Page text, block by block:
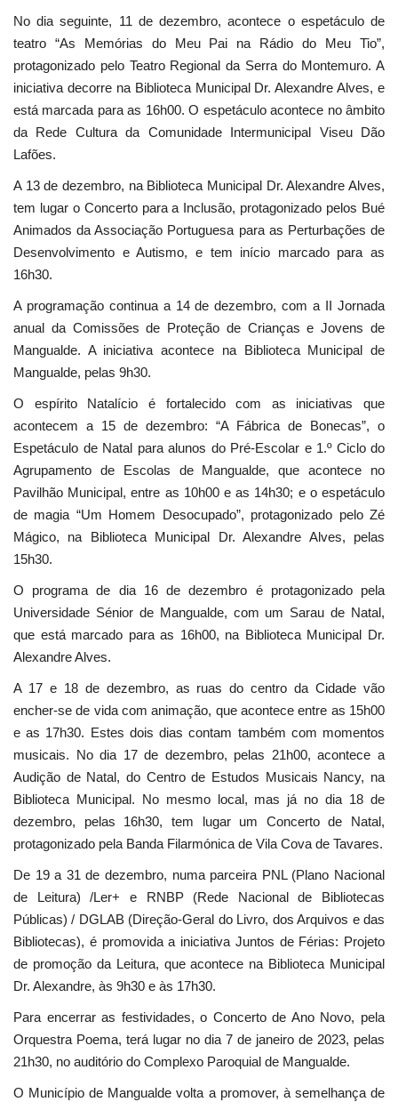
No dia seguinte, 11 de dezembro, acontece o espetáculo de
teatro “As Memórias do Meu Pai na Rádio do Meu Tio”,
protagonizado pelo Teatro Regional da Serra do Montemuro. A
iniciativa decorre na Biblioteca Municipal Dr. Alexandre Alves, e
está marcada para as 16h00. O espetáculo acontece no âmbito
da Rede Cultura da Comunidade Intermunicipal Viseu Dão
Lafões.
A 13 de dezembro, na Biblioteca Municipal Dr. Alexandre Alves,
tem lugar o Concerto para a Inclusão, protagonizado pelos Bué
Animados da Associação Portuguesa para as Perturbações de
Desenvolvimento e Autismo, e tem início marcado para as
16h30.
A programação continua a 14 de dezembro, com a II Jornada
anual da Comissões de Proteção de Crianças e Jovens de
Mangualde. A iniciativa acontece na Biblioteca Municipal de
Mangualde, pelas 9h30.
O espírito Natalício é fortalecido com as iniciativas que
acontecem a 15 de dezembro: “A Fábrica de Bonecas”, o
Espetáculo de Natal para alunos do Pré-Escolar e 1.º Ciclo do
Agrupamento de Escolas de Mangualde, que acontece no
Pavilhão Municipal, entre as 10h00 e as 14h30; e o espetáculo
de magia “Um Homem Desocupado”, protagonizado pelo Zé
Mágico, na Biblioteca Municipal Dr. Alexandre Alves, pelas
15h30.
O programa de dia 16 de dezembro é protagonizado pela
Universidade Sénior de Mangualde, com um Sarau de Natal,
que está marcado para as 16h00, na Biblioteca Municipal Dr.
Alexandre Alves.
A 17 e 18 de dezembro, as ruas do centro da Cidade vão
encher-se de vida com animação, que acontece entre as 15h00
e as 17h30. Estes dois dias contam também com momentos
musicais. No dia 17 de dezembro, pelas 21h00, acontece a
Audição de Natal, do Centro de Estudos Musicais Nancy, na
Biblioteca Municipal. No mesmo local, mas já no dia 18 de
dezembro, pelas 16h30, tem lugar um Concerto de Natal,
protagonizado pela Banda Filarmónica de Vila Cova de Tavares.
De 19 a 31 de dezembro, numa parceira PNL (Plano Nacional
de Leitura) /Ler+ e RNBP (Rede Nacional de Bibliotecas
Públicas) / DGLAB (Direção-Geral do Livro, dos Arquivos e das
Bibliotecas), é promovida a iniciativa Juntos de Férias: Projeto
de promoção da Leitura, que acontece na Biblioteca Municipal
Dr. Alexandre, às 9h30 e às 17h30.
Para encerrar as festividades, o Concerto de Ano Novo, pela
Orquestra Poema, terá lugar no dia 7 de janeiro de 2023, pelas
21h30, no auditório do Complexo Paroquial de Mangualde.
O Município de Mangualde volta a promover, à semelhança de